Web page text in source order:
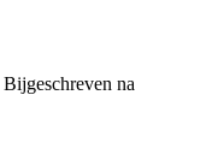
Bijgeschreven na